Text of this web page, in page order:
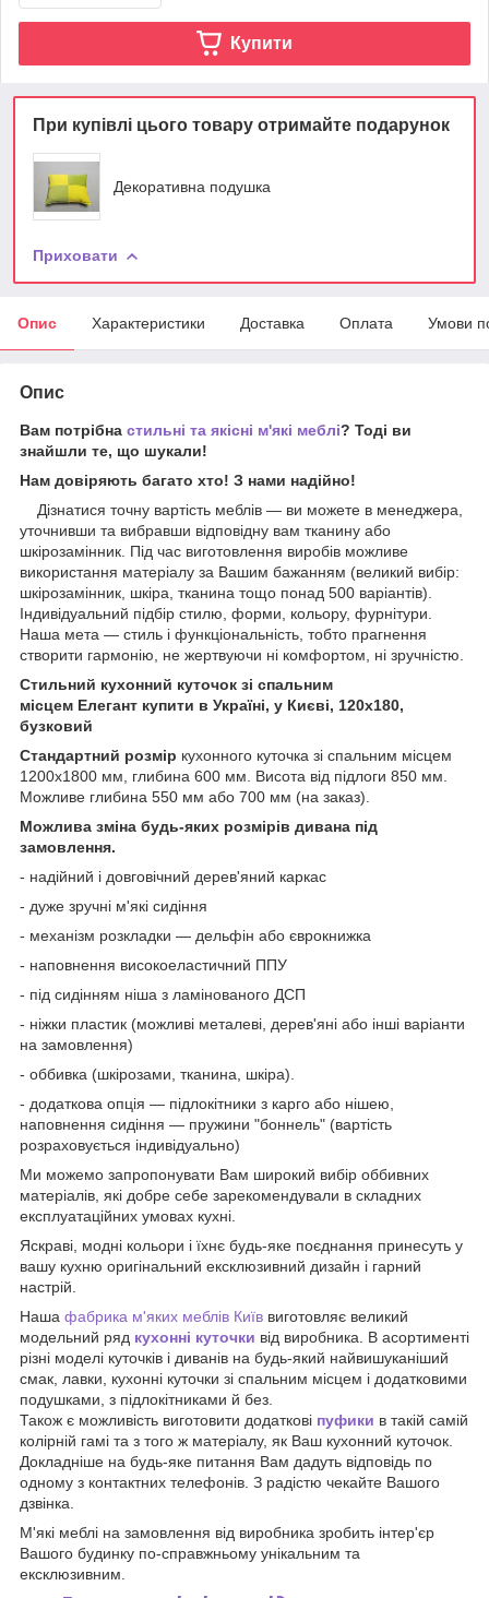
Купити
При купівлі цього товару отримайте подарунок
Декоративна подушка
Приховати
Опис Характеристики Доставка Оплата Умови
Опис
Вам потрібна стильні та якісні м'які меблі? Тоді ви
знайшли те, що шукали!
Нам довіряють багато хто! З нами надійно!
Дізнатися точну вартість меблів — ви можете в менеджера,
уточнивши та вибравши відповідну вам тканину або
шкірозамінник. Під час виготовлення виробів можливе
використання матеріалу за Вашим бажанням (великий вибір:
шкірозамінник, шкіра, тканина тощо понад 500 варіантів).
Індивідуальний підбір стилю, форми, кольору, фурнітури.
Наша мета — стиль і функціональність, тобто прагнення
створити гармонію, не жертвуючи ні комфортом, ні зручністю.
Стильний кухонний куточок зі спальним
місцем Елегант купити в Україні, у Києві, 120х180,
бузковий
Стандартний розмір кухонного куточка зі спальним місцем
1200х1800 мм, глибина 600 мм. Висота від підлоги 850 мм.
Можливе глибина 550 мм або 700 мм (на заказ).
Можлива зміна будь-яких розмірів дивана під
замовлення.
- надійний і довговічний дерев'яний каркас
- дуже зручні м'які сидіння
- механізм розкладки — дельфін або єврокнижка
- наповнення високоеластичний ППУ
- під сидінням ніша з ламінованого ДСП
- ніжки пластик (можливі металеві, дерев'яні або інші варіанти
на замовлення)
- оббивка (шкірозами, тканина, шкіра).
- додаткова опція — підлокітники з карго або нішею,
наповнення сидіння — пружини "боннель" (вартість
розраховується індивідуально)
Ми можемо запропонувати Вам широкий вибір оббивних
матеріалів, які добре себе зарекомендували в складних
експлуатаційних умовах кухні.
Яскраві, модні кольори і їхнє будь-яке поєднання принесуть у
вашу кухню оригінальний ексклюзивний дизайн і гарний
настрій.
Наша фабрика м'яких меблів Київ виготовляє великий
модельний ряд кухонні куточки від виробника. В асортименті
різні моделі куточків і диванів на будь-який найвишуканіший
смак, лавки, кухонні куточки зі спальним місцем і додатковими
подушками, з підлокітниками й без.
Також є можливість виготовити додаткові пуфики в такій самій
колірній гамі та з того ж матеріалу, як Ваш кухонний куточок.
Докладніше на будь-яке питання Вам дадуть відповідь по
одному з контактних телефонів. З радістю чекайте Вашого
дзвінка.
М'які меблі на замовлення від виробника зробить інтер'єр
Вашого будинку по-справжньому унікальним та
ексклюзивним.